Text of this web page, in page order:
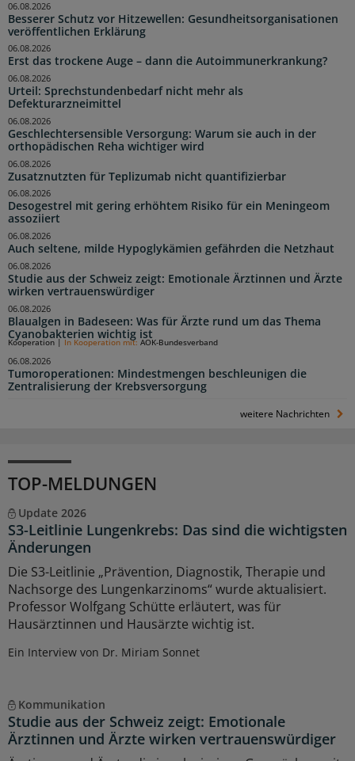
Besserer Schutz vor Hitzewellen: Gesundheitsorganisationen
veröffentlichen Erklärung
06.08.2026
Erst das trockene Auge – dann die Autoimmunerkrankung?
06.08.2026
Urteil: Sprechstundenbedarf nicht mehr als
Defekturarzneimittel
06.08.2026
Geschlechtersensible Versorgung: Warum sie auch in der
orthopädischen Reha wichtiger wird
06.08.2026
Zusatznutzten für Teplizumab nicht quantifizierbar
06.08.2026
Desogestrel mit gering erhöhtem Risiko für ein Meningeom
assoziiert
06.08.2026
Auch seltene, milde Hypoglykämien gefährden die Netzhaut
06.08.2026
Studie aus der Schweiz zeigt: Emotionale Ärztinnen und Ärzte
wirken vertrauenswürdiger
06.08.2026
Blaualgen in Badeseen: Was für Ärzte rund um das Thema
Cyanobakterien wichtig ist
06.08.2026
Tumoroperationen: Mindestmengen beschleunigen die
Zentralisierung der Krebsversorgung
Kooperation In Kooperation mit: AOK-Bundesverband
06.08.2026
weitere Nachrichten
TOP-MELDUNGEN
Update 2026
S3-Leitlinie Lungenkrebs: Das sind die wichtigsten
Änderungen
Die S3-Leitlinie „Prävention, Diagnostik, Therapie und
Nachsorge des Lungenkarzinoms“ wurde aktualisiert.
Professor Wolfgang Schütte erläutert, was für
Hausärztinnen und Hausärzte wichtig ist.
Ein Interview von Dr. Miriam Sonnet
Kommunikation
Studie aus der Schweiz zeigt: Emotionale
Ärztinnen und Ärzte wirken vertrauenswürdiger